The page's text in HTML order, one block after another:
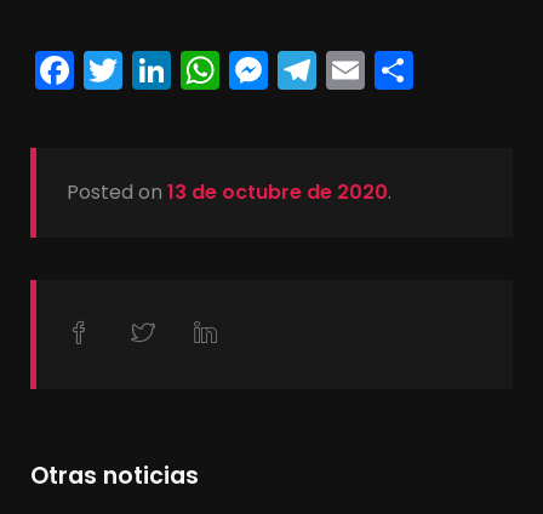
Facebook
Twitter
LinkedIn
WhatsApp
Messenger
Telegram
Email
Posted on 13 de octubre de 2020.
Otras noticias